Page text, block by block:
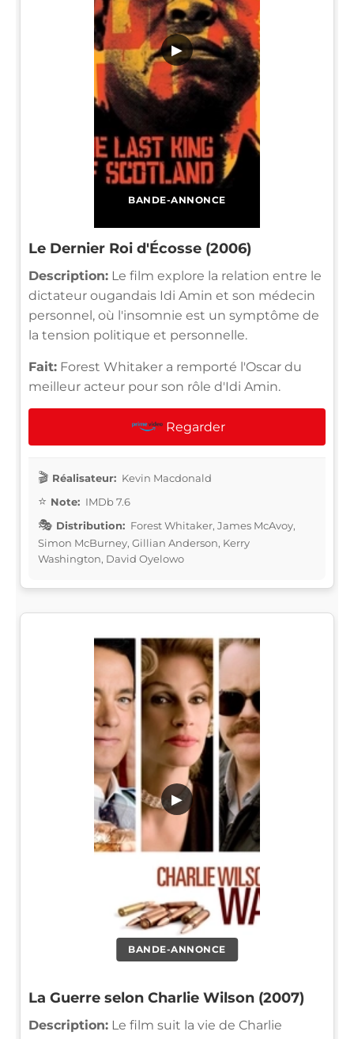
BANDE-ANNONCE
▶
Le Dernier Roi d'Écosse (2006)
Description: Le film explore la relation entre le
dictateur ougandais Idi Amin et son médecin
personnel, où l'insomnie est un symptôme de
la tension politique et personnelle.
Fait: Forest Whitaker a remporté l'Oscar du
meilleur acteur pour son rôle d'Idi Amin.
Regarder
Réalisateur: Kevin Macdonald
Note: IMDb 7.6
Distribution: Forest Whitaker, James McAvoy,
Simon McBurney, Gillian Anderson, Kerry
Washington, David Oyelowo
BANDE-ANNONCE
▶
La Guerre selon Charlie Wilson (2007)
Description: Le film suit la vie de Charlie